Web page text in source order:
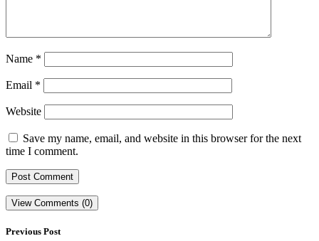
Name *
Email *
Website
Save my name, email, and website in this browser for the next
time I comment.
View Comments (0)
Previous Post